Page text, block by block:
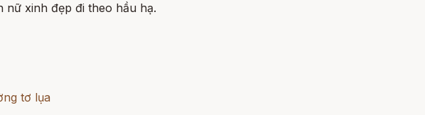
nữ xinh đẹp đi theo hầu hạ.
tơ lụa